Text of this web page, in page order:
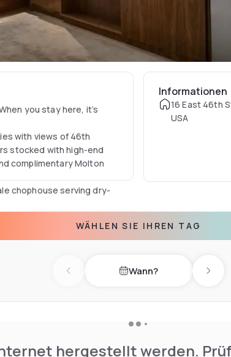
you stay here, it’s
with views of 46th
stocked with high-end
complimentary Molton
chophouse serving dry-
Informationen
16 East 46th
USA
WÄHLEN SIE IHREN TAG
Previous day Wann? Next
hergestellt werden.